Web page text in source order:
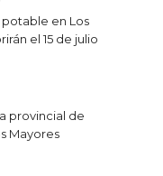
en Los
el 15 de julio
provincial de
Mayores